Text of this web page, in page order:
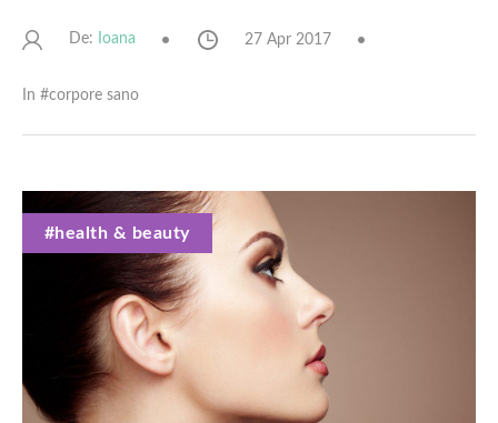
De: Ioana 27 Apr 2017
In #corpore sano
#health & beauty